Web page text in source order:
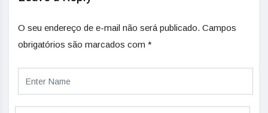
O seu endereço de e-mail não será publicado. Campos
obrigatórios são marcados com *